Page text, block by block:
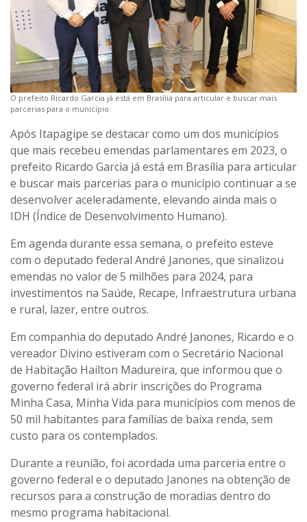
O prefeito Ricardo Garcia já está em Brasília para articular e buscar mais
parcerias para o município
Após Itapagipe se destacar como um dos municípios
que mais recebeu emendas parlamentares em 2023, o
prefeito Ricardo Garcia já está em Brasília para articular
e buscar mais parcerias para o município continuar a se
desenvolver aceleradamente, elevando ainda mais o
IDH (Índice de Desenvolvimento Humano).
Em agenda durante essa semana, o prefeito esteve
com o deputado federal André Janones, que sinalizou
emendas no valor de 5 milhões para 2024, para
investimentos na Saúde, Recape, Infraestrutura urbana
e rural, lazer, entre outros.
Em companhia do deputado André Janones, Ricardo e o
vereador Divino estiveram com o Secretário Nacional
de Habitação Hailton Madureira, que informou que o
governo federal irá abrir inscrições do Programa
Minha Casa, Minha Vida para municípios com menos de
50 mil habitantes para famílias de baixa renda, sem
custo para os contemplados.
Durante a reunião, foi acordada uma parceria entre o
governo federal e o deputado Janones na obtenção de
recursos para a construção de moradias dentro do
mesmo programa habitacional.